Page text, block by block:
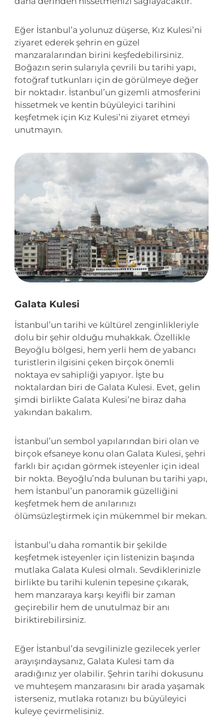
Eğer İstanbul’a yolunuz düşerse, Kız Kulesi’ni
ziyaret ederek şehrin en güzel
manzaralarından birini keşfedebilirsiniz.
Boğazın serin sularıyla çevrili bu tarihi yapı,
fotoğraf tutkunları için de görülmeye değer
bir noktadır. İstanbul’un gizemli atmosferini
hissetmek ve kentin büyüleyici tarihini
keşfetmek için Kız Kulesi’ni ziyaret etmeyi
unutmayın.
Galata Kulesi
İstanbul’un tarihi ve kültürel zenginlikleriyle
dolu bir şehir olduğu muhakkak. Özellikle
Beyoğlu bölgesi, hem yerli hem de yabancı
turistlerin ilgisini çeken birçok önemli
noktaya ev sahipliği yapıyor. İşte bu
noktalardan biri de Galata Kulesi. Evet, gelin
şimdi birlikte Galata Kulesi’ne biraz daha
yakından bakalım.
İstanbul’un sembol yapılarından biri olan ve
birçok efsaneye konu olan Galata Kulesi, şehri
farklı bir açıdan görmek isteyenler için ideal
bir nokta. Beyoğlu’nda bulunan bu tarihi yapı,
hem İstanbul’un panoramik güzelliğini
keşfetmek hem de anılarınızı
ölümsüzleştirmek için mükemmel bir mekan.
İstanbul’u daha romantik bir şekilde
keşfetmek isteyenler için listenizin başında
mutlaka Galata Kulesi olmalı. Sevdiklerinizle
birlikte bu tarihi kulenin tepesine çıkarak,
hem manzaraya karşı keyifli bir zaman
geçirebilir hem de unutulmaz bir anı
biriktirebilirsiniz.
Eğer İstanbul’da sevgilinizle gezilecek yerler
arayışındaysanız, Galata Kulesi tam da
aradığınız yer olabilir. Şehrin tarihi dokusunu
ve muhteşem manzarasını bir arada yaşamak
isterseniz, mutlaka rotanızı bu büyüleyici
kuleye çevirmelisiniz.